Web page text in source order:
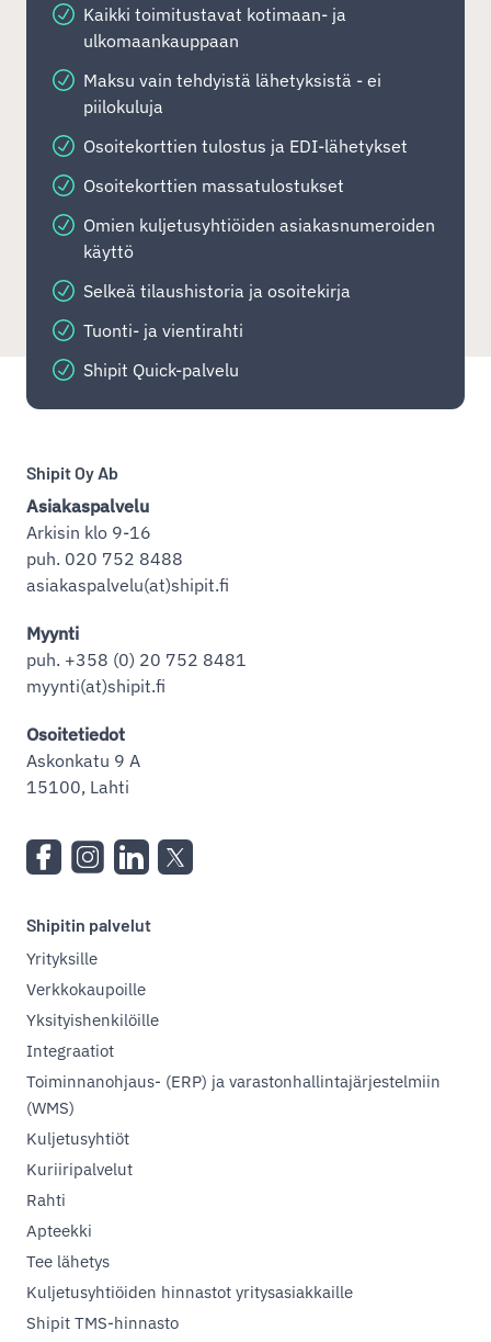
Kaikki toimitustavat kotimaan- ja
ulkomaankauppaan
Maksu vain tehdyistä lähetyksistä - ei
piilokuluja
Osoitekorttien tulostus ja EDI-lähetykset
Osoitekorttien massatulostukset
Omien kuljetusyhtiöiden asiakasnumeroiden
käyttö
Selkeä tilaushistoria ja osoitekirja
Tuonti- ja vientirahti
Shipit Quick-palvelu
Shipit Oy Ab
Asiakaspalvelu
Arkisin klo 9-16
puh. 020 752 8488
asiakaspalvelu(at)shipit.fi
Myynti
puh. +358 (0) 20 752 8481
myynti(at)shipit.fi
Osoitetiedot
Askonkatu 9 A
15100, Lahti
Shipitin palvelut
Yrityksille
Verkkokaupoille
Yksityishenkilöille
Integraatiot
Toiminnanohjaus- (ERP) ja varastonhallintajärjestelmiin
(WMS)
Kuljetusyhtiöt
Kuriiripalvelut
Rahti
Apteekki
Tee lähetys
Kuljetusyhtiöiden hinnastot yritysasiakkaille
Shipit TMS-hinnasto